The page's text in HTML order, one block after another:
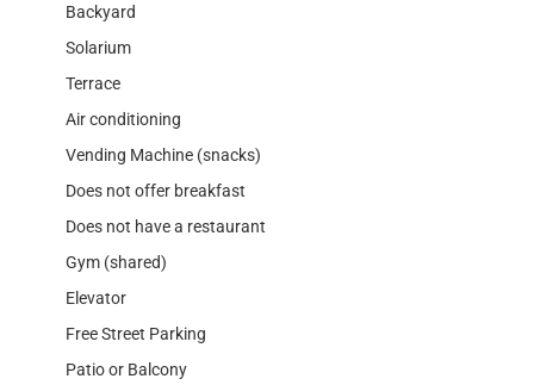
Backyard
Solarium
Terrace
Air conditioning
Vending Machine (snacks)
Does not offer breakfast
Does not have a restaurant
Gym (shared)
Elevator
Free Street Parking
Patio or Balcony